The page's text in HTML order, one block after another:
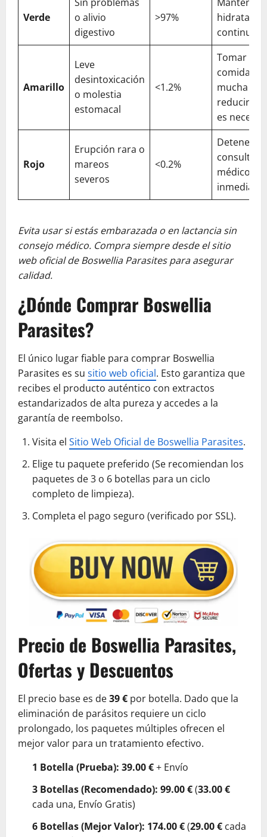
Verde
o alivio
digestivo
>97%
hidratado
continuar
Amarillo
Leve
desintoxicación
o molestia
estomacal
<1.2%
Tomar con
comida,
mucha
reducir
es
Rojo
Erupción rara o
mareos
severos
<0.2%
Detener
consultar
médico
Evita usar si estás embarazada o en lactancia sin
consejo médico. Compra siempre desde el sitio
web oficial de Boswellia Parasites para asegurar
calidad.
¿Dónde Comprar Boswellia
Parasites?
El único lugar fiable para comprar Boswellia
Parasites es su sitio web oficial. Esto garantiza que
recibes el producto auténtico con extractos
estandarizados de alta pureza y accedes a la
garantía de reembolso.
Visita el Sitio Web Oficial de Boswellia Parasites.
Elige tu paquete preferido (Se recomiendan los
paquetes de 3 o 6 botellas para un ciclo
completo de limpieza).
Completa el pago seguro (verificado por SSL).
Precio de Boswellia Parasites,
Ofertas y Descuentos
El precio base es de39 € por botella. Dado que la
eliminación de parásitos requiere un ciclo
prolongado, los paquetes múltiples ofrecen el
mejor valor para un tratamiento efectivo.
1 Botella (Prueba): 39.00 €+ Envío
3 Botellas (Recomendado): 99.00 €(33.00 €
cada una, Envío Gratis)
6 Botellas (Mejor Valor): 174.00 €(29.00 € cada